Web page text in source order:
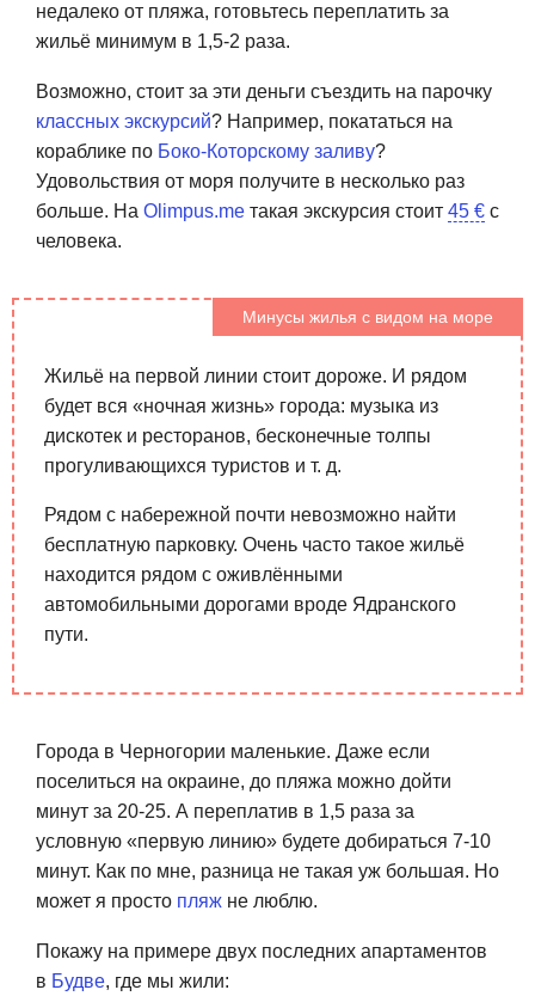
недалеко от пляжа, готовьтесь переплатить за
жильё минимум в 1,5-2 раза.
Возможно, стоит за эти деньги съездить на парочку
классных экскурсий? Например, покататься на
кораблике по Боко-Которскому заливу?
Удовольствия от моря получите в несколько раз
больше. На Olimpus.me такая экскурсия стоит 45 € с
человека.
Минусы жилья с видом на море
Жильё на первой линии стоит дороже. И рядом
будет вся «ночная жизнь» города: музыка из
дискотек и ресторанов, бесконечные толпы
прогуливающихся туристов и т. д.
Рядом с набережной почти невозможно найти
бесплатную парковку. Очень часто такое жильё
находится рядом с оживлёнными
автомобильными дорогами вроде Ядранского
пути.
Города в Черногории маленькие. Даже если
поселиться на окраине, до пляжа можно дойти
минут за 20-25. А переплатив в 1,5 раза за
условную «первую линию» будете добираться 7-10
минут. Как по мне, разница не такая уж большая. Но
может я просто пляж не люблю.
Покажу на примере двух последних апартаментов
в Будве, где мы жили: